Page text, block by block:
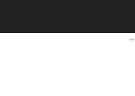
acquisisce i4C ed